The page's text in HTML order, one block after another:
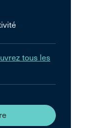
tous les